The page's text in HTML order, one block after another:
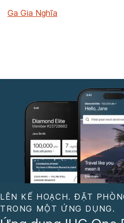
Ga Gia Nghĩa
LÊN KẾ HOẠCH. ĐẶT
TRONG MỘT ỨNG DỤNG.